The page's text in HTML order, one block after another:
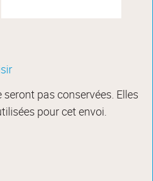
pas conservées. Elles
pour cet envoi.